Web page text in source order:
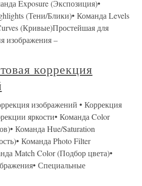
Exposure (Экспозиция)•
(Тени/Блики)• Команда Levels
(Кривые)Простейшая для
изображения –
коррекция
изображений • Коррекция
яркости• Команда Color
Команда Hue/Saturation
Команда Photo Filter
Match Color (Подбор цвета)•
Специальные